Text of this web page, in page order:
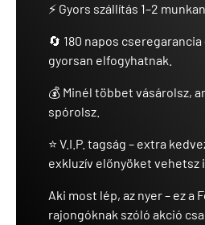
⚡ Gyors szállítás 1–2
🔄 180 napos
gyorsan elfogyhatnak.
💰 Minél többet vásárolsz,
spórolsz.
⭐ V.I.P. tagság – extra
exkluzív előnyöket vehetsz
Aki most lép, az nyer – ez a
rajongóknak szóló akció